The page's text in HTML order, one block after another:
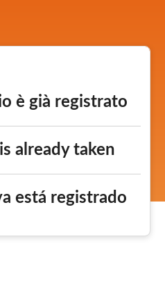
è già registrato
already taken
está registrado